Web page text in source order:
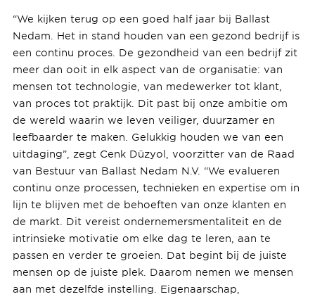
“We kijken terug op een goed half jaar bij Ballast
Nedam. Het in stand houden van een gezond bedrijf is
een continu proces. De gezondheid van een bedrijf zit
meer dan ooit in elk aspect van de organisatie: van
mensen tot technologie, van medewerker tot klant,
van proces tot praktijk. Dit past bij onze ambitie om
de wereld waarin we leven veiliger, duurzamer en
leefbaarder te maken. Gelukkig houden we van een
uitdaging”, zegt Cenk Düzyol, voorzitter van de Raad
van Bestuur van Ballast Nedam N.V. “We evalueren
continu onze processen, technieken en expertise om in
lijn te blijven met de behoeften van onze klanten en
de markt. Dit vereist ondernemersmentaliteit en de
intrinsieke motivatie om elke dag te leren, aan te
passen en verder te groeien. Dat begint bij de juiste
mensen op de juiste plek. Daarom nemen we mensen
aan met dezelfde instelling. Eigenaarschap,